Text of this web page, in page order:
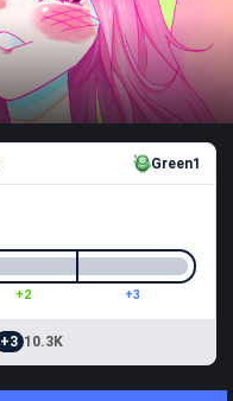
Green1
+2 +3
+3 10.3K